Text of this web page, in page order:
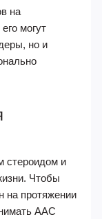
на
могут
но и
стероидом и
Чтобы
на протяжении
ААС